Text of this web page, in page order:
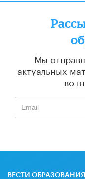
Мы
актуальных
во
ВЕСТИ ОБРАЗОВАНИЯ